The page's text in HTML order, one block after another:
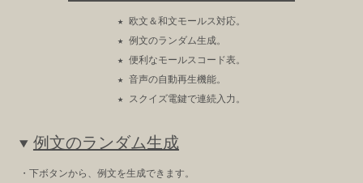
★ 欧文＆和文モールス対応。
★ 例文のランダム生成。
★ 便利なモールスコード表。
★ 音声の自動再生機能。
★ スクイズ電鍵で連続入力。
例文のランダム生成
・下ボタンから、例文を生成できます。